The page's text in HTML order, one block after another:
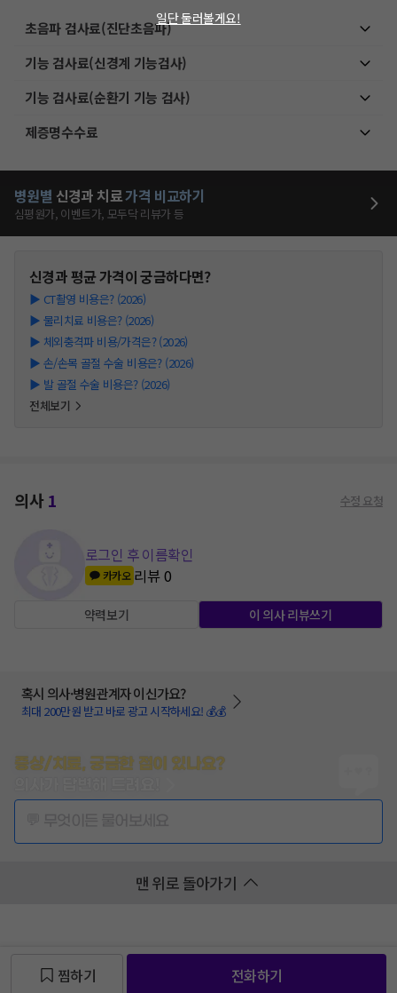
초음파 검사료(진단초음파)
기능 검사료(신경계 기능검사)
기능 검사료(순환기 기능 검사)
제증명수수료
병원별 신경과 치료가격 비교하기
심평원가, 이벤트가, 모두닥 리뷰가 등
신경과평균 가격이 궁금하다면?
▶ CT촬영 비용은? (2026)
▶ 물리치료 비용은? (2026)
▶ 체외충격파 비용/가격은? (2026)
▶ 손/손목 골절 수술 비용은? (2026)
▶ 발 골절 수술 비용은? (2026)
전체보기
의사1 수정 요청
로그인 후 이름확인
카카오 리뷰0
약력보기 이 의사 리뷰쓰기
혹시 의사·병원관계자 이신가요?
최대 200만원 받고 바로 광고 시작하세요! 💰💰
증상/치료, 궁금한 점이 있나요?
맨 위로 돌아가기
찜하기 전화하기
일단 둘러볼게요!